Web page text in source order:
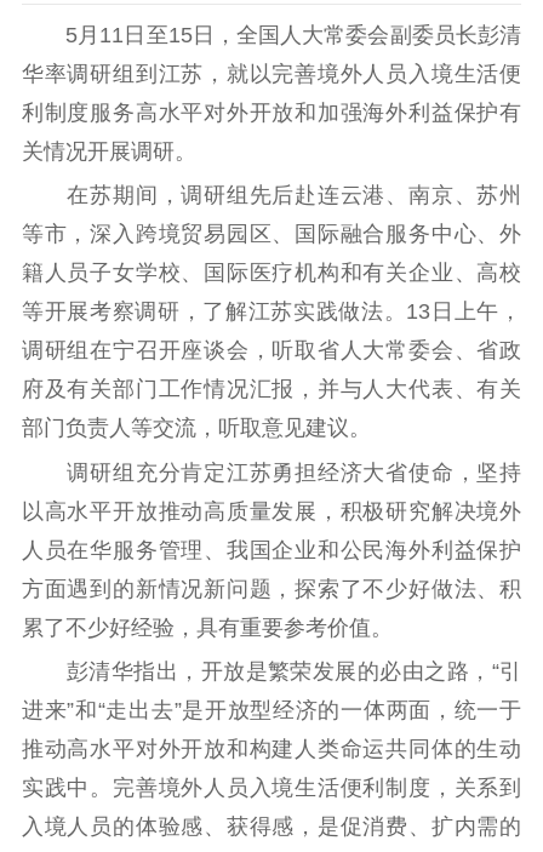
工作动态
理论武装
理论学习 宣传宣讲 研究阐释
哲学社科
社科强省 工作通知
成果集萃
江苏文脉
资料下载
新闻宣传
记者之家
品牌栏目
文化文艺
精品生产 文化惠民
文化传承
文化交流
体制改革
紫金文化艺术节
品牌活动 紫艺舞台
精神文明
文明创建 文明实践
文明培育
先进典型
5月11日至15日，全国人大常委会副委员长彭清
华率调研组到江苏，就以完善境外人员入境生活便
利制度服务高水平对外开放和加强海外利益保护有
关情况开展调研。
在苏期间，调研组先后赴连云港、南京、苏州
等市，深入跨境贸易园区、国际融合服务中心、外
籍人员子女学校、国际医疗机构和有关企业、高校
等开展考察调研，了解江苏实践做法。13日上午，
调研组在宁召开座谈会，听取省人大常委会、省政
府及有关部门工作情况汇报，并与人大代表、有关
部门负责人等交流，听取意见建议。
调研组充分肯定江苏勇担经济大省使命，坚持
以高水平开放推动高质量发展，积极研究解决境外
人员在华服务管理、我国企业和公民海外利益保护
方面遇到的新情况新问题，探索了不少好做法、积
累了不少好经验，具有重要参考价值。
彭清华指出，开放是繁荣发展的必由之路，“引
进来”和“走出去”是开放型经济的一体两面，统一于
推动高水平对外开放和构建人类命运共同体的生动
实践中。完善境外人员入境生活便利制度，关系到
入境人员的体验感、获得感，是促消费、扩内需的